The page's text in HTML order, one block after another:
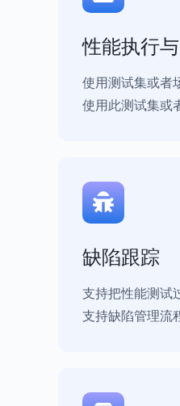
性能执行
使用测试集或者
使用此测试集或
缺陷跟踪
支持把性能测试
支持缺陷管理流